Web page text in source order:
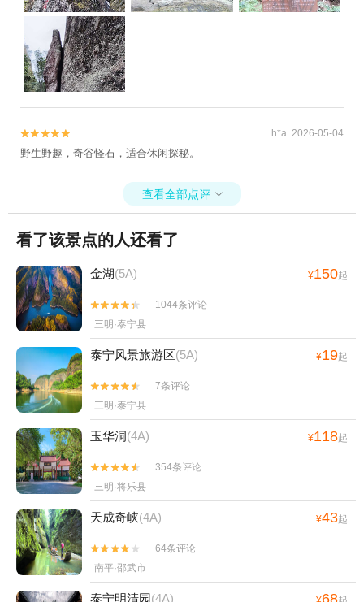

 h*a 2026-05-04
野生野趣，奇谷怪石，适合休闲探秘。
查看全部点评 
看了该景点的人还看了
金湖(5A) ¥150起


1044条评论
三明·泰宁县
泰宁风景旅游区(5A) ¥19起


7条评论
三明·泰宁县
玉华洞(4A) ¥118起


354条评论
三明·将乐县
天成奇峡(4A) ¥43起


64条评论
南平·邵武市
泰宁明清园(4A)